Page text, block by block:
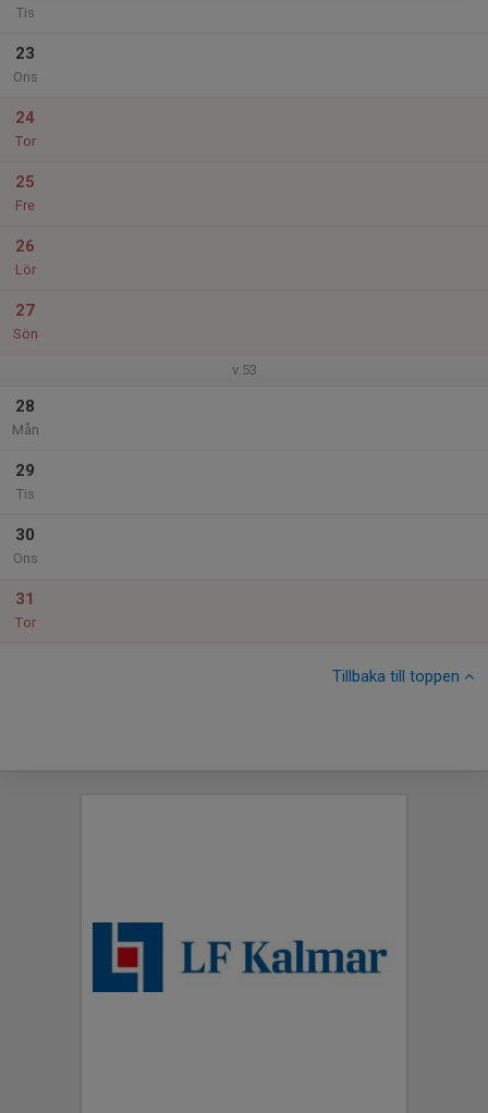
Tis
23
Ons
24
Tor
25
Fre
26
Lör
27
Sön
v.53
28
Mån
29
Tis
30
Ons
31
Tor
Tillbaka till toppen